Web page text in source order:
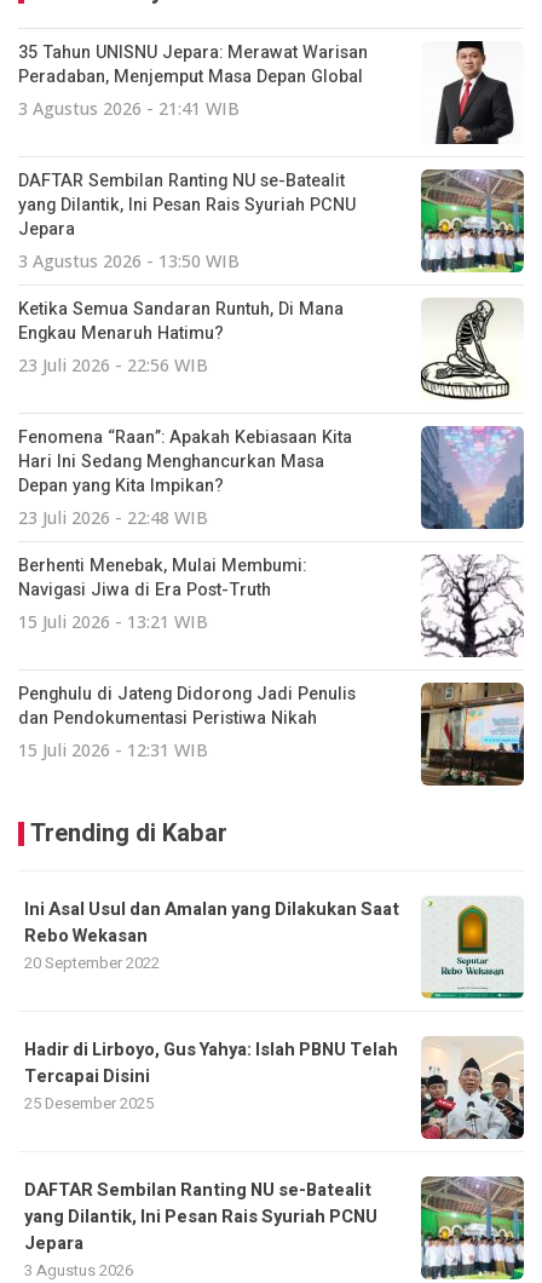
35 Tahun UNISNU Jepara: Merawat Warisan
Peradaban, Menjemput Masa Depan Global
3 Agustus 2026 - 21:41 WIB
DAFTAR Sembilan Ranting NU se-Batealit
yang Dilantik, Ini Pesan Rais Syuriah PCNU
Jepara
3 Agustus 2026 - 13:50 WIB
Ketika Semua Sandaran Runtuh, Di Mana
Engkau Menaruh Hatimu?
23 Juli 2026 - 22:56 WIB
Fenomena “Raan”: Apakah Kebiasaan Kita
Hari Ini Sedang Menghancurkan Masa
Depan yang Kita Impikan?
23 Juli 2026 - 22:48 WIB
Berhenti Menebak, Mulai Membumi:
Navigasi Jiwa di Era Post-Truth
15 Juli 2026 - 13:21 WIB
Penghulu di Jateng Didorong Jadi Penulis
dan Pendokumentasi Peristiwa Nikah
15 Juli 2026 - 12:31 WIB
Trending di Kabar
Ini Asal Usul dan Amalan yang Dilakukan Saat
Rebo Wekasan
20 September 2022
Hadir di Lirboyo, Gus Yahya: Islah PBNU Telah
Tercapai Disini
25 Desember 2025
DAFTAR Sembilan Ranting NU se-Batealit
yang Dilantik, Ini Pesan Rais Syuriah PCNU
Jepara
3 Agustus 2026